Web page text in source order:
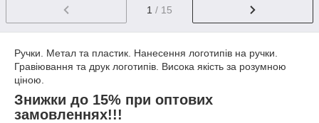
1 / 15
Ручки. Метал та пластик. Нанесення логотипів на ручки.
Гравіювання та друк логотипів. Висока якість за розумною
ціною.
Знижки до 15% при оптових
замовленнях!!!